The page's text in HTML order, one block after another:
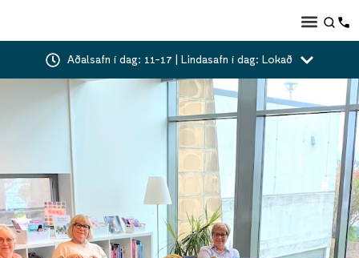
Aðalsafn í dag: 11-17 | Lindasafn í dag: Lokað